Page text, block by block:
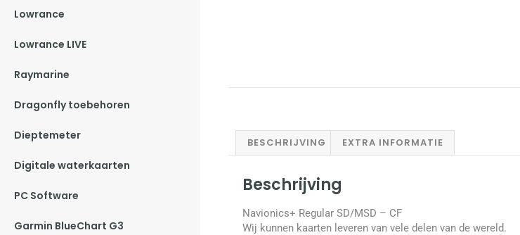
Lowrance
Lowrance LIVE
Raymarine
Dragonfly toebehoren
Dieptemeter
Digitale waterkaarten
PC Software
Garmin BlueChart G3
BESCHRIJVING EXTRA INFORMATIE
Beschrijving
Navionics+ Regular SD/MSD – CF
Wij kunnen kaarten leveren van vele delen van de wereld.